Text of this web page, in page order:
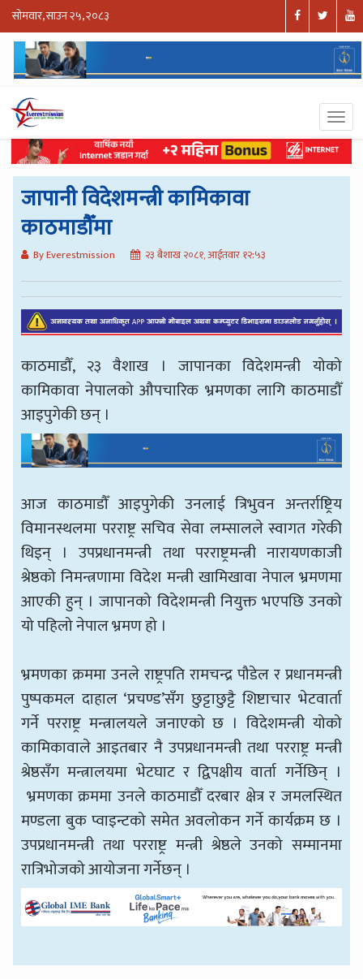
सोमवार, साउन २५, २०८३
जापानी विदेशमन्त्री कामिकावा
काठमाडौँमा
By Everestmission २३ बैशाख २०८१, आईतवार १२:५३
काठमाडौँ, २३ वैशाख । जापानका विदेशमन्त्री योको
कामिकावा नेपालको औपचारिक भ्रमणका लागि काठमाडौँ
आइपुगेकी छन् ।
आज काठमाडौँ आइपुगेकी उनलाई त्रिभुवन अन्तर्राष्ट्रिय
विमानस्थलमा परराष्ट्र सचिव सेवा लम्सालले स्वागत गरेकी
थिइन् । उपप्रधानमन्त्री तथा परराष्ट्रमन्त्री नारायणकाजी
श्रेष्ठको निमन्त्रणामा विदेश मन्त्री खामिखावा नेपाल भ्रमणमा
आएकी हुन् । जापानको विदेशमन्त्री नियुक्त भएपछि उनको
यो पहिलो नेपाल भ्रमण हो ।
भ्रमणका क्रममा उनले राष्ट्रपति रामचन्द्र पौडेल र प्रधानमन्त्री
पुष्पकमल दाहाल ‘प्रचण्ड’सँग छुट्टाछुट्टै शिष्टाचार भेटवार्ता
गर्ने परराष्ट्र मन्त्रालयले जनाएको छ । विदेशमन्त्री योको
कामिकावाले आइतबार नै उपप्रधानमन्त्री तथा परराष्ट्र मन्त्री
श्रेष्ठसँग मन्त्रालयमा भेटघाट र द्विपक्षीय वार्ता गर्नेछिन् ।
भ्रमणका क्रममा उनले काठमाडौँ दरबार क्षेत्र र जमलस्थित
मण्डला बुक प्वाइन्टको समेत अवलोकन गर्ने कार्यक्रम छ ।
उपप्रधानमन्त्री तथा परराष्ट्र मन्त्री श्रेष्ठले उनको सम्मानमा
रात्रिभोजको आयोजना गर्नेछन् ।